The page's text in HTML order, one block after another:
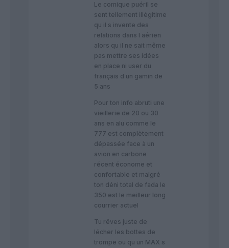
Le comique puéril se
sent tellement illégitime
qu il s invente des
relations dans l aérien
alors qu il ne sait même
pas mettre ses idées
en place ni user du
français d un gamin de
5 ans
Pour ton info abruti une
vieillerie de 20 ou 30
ans en alu comme le
777 est complètement
dépassée face à un
avion en carbone
récent économe et
confortable et malgré
ton déni total de fada le
350 est le meilleur long
courrier actuel
Tu rêves juste de
lécher les bottes de
trompe ou qu un MAX s